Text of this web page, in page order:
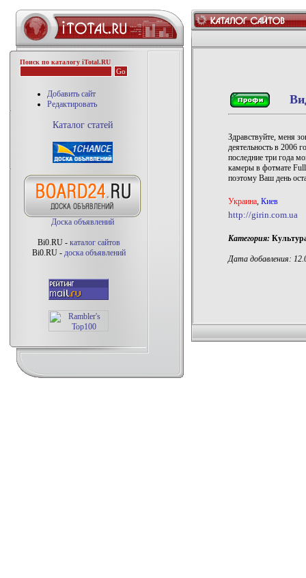
Поиск по каталогу iTotal.RU
Добавить сайт
Редактировать
Каталог статей
Доска объявлений
Bi0.RU - каталог сайтов
Bi0.RU - доска объявлений
Здравствуйте, меня
деятельность в 2006
последние три года
камеры в фотмате
поэтому Ваш день
Украина, Киев
http://girin.com.ua
Категория:
Дата добавления: